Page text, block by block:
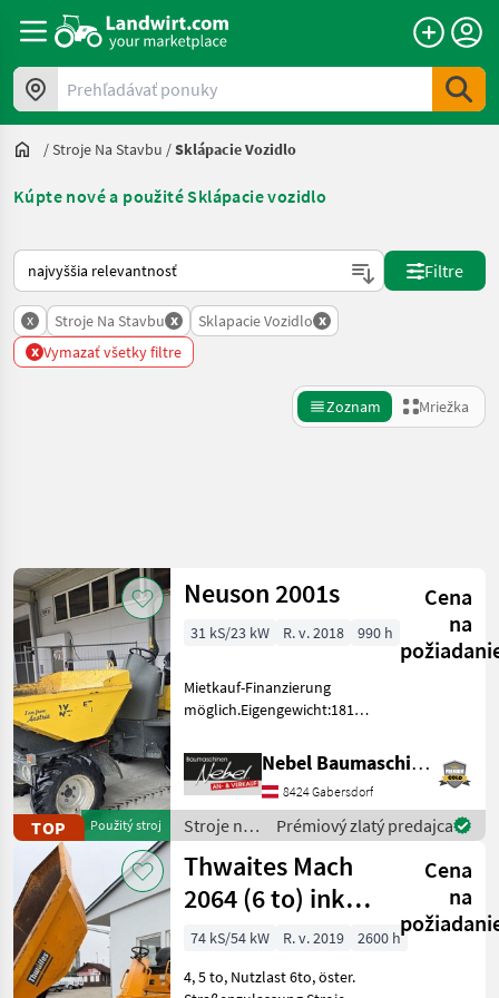
Prehľadávať ponuky
/Stroje Na Stavbu /Sklápacie Vozidlo
Kúpte nové a použité Sklápacie vozidlo
Takto sa vykonáva triedenie na Landwirt.com
Filtre
x Stroje Na Stavbu x Sklapacie Vozidlo x
x Vymazať všetky filtre
Zoznam Mriežka
Kategória 3 Krajina Filtre
AKTUÁLNA
CESTA
stavebná
technika
Stroje
Na
Stavbu
Sklapacie
Vozidlo
VYBRAŤ
KATEGÓRIU
Sonstige
Resetovať
Zobraziť
237
výsledkov
TOP Použitý stroj
Neuson 2001s
Cena
na
31 kS/23 kW R. v. 2018 990 h
Mietkauf-Finanzierung
möglich.Eigengewicht:1815kg.
Österreichische
Straßenzulassung(Typenschein)
Palivo: Stroje na stavbu
Sklápaci
Nebel Baumaschinen
8424 Gabersdorf
Stroje na
stavbu /
Neuson
Prémiový zlatý predajca
Thwaites Mach
2064 (6 to) inkl.
EZG
Cena
na
74 kS/54 kW R. v. 2019
2600 h
4, 5 to, Nutzlast 6to, öster.